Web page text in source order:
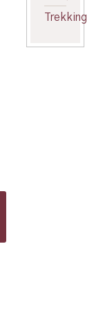
Trekking